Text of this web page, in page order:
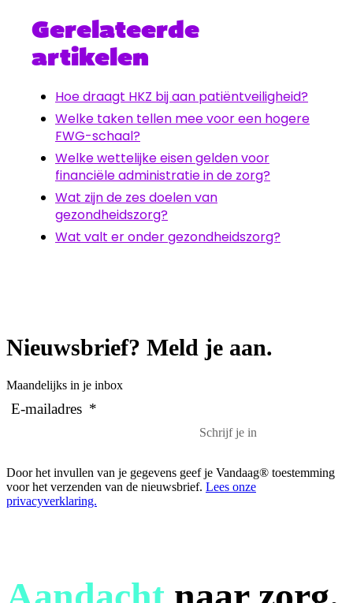
Gerelateerde
artikelen
Hoe draagt HKZ bij aan patiëntveiligheid?
Welke taken tellen mee voor een hogere
FWG-schaal?
Welke wettelijke eisen gelden voor
financiële administratie in de zorg?
Wat zijn de zes doelen van
gezondheidszorg?
Wat valt er onder gezondheidszorg?
Nieuwsbrief? Meld je aan.
Maandelijks in je inbox
E-mailadres *
Door het invullen van je gegevens geef je Vandaag® toestemming
voor het verzenden van de nieuwsbrief. Lees onze
privacyverklaring.